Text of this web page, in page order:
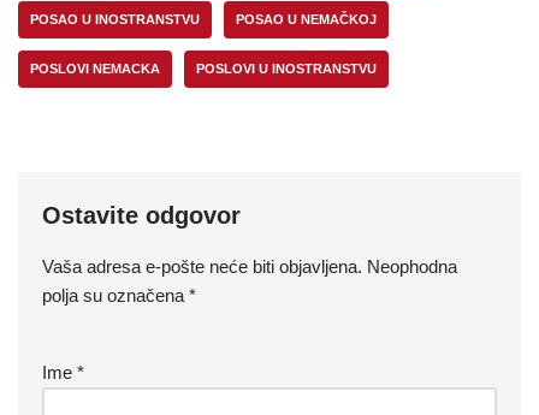
POSAO U INOSTRANSTVU POSAO U NEMAČKOJ
POSLOVI NEMACKA POSLOVI U INOSTRANSTVU
Ostavite odgovor
Vaša adresa e-pošte neće biti objavljena. Neophodna
polja su označena *
Ime *